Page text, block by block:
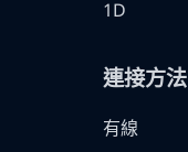
1D
連接方法
有線